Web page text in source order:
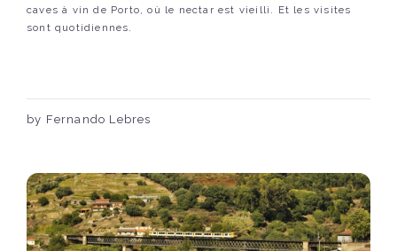
caves à vin de Porto, où le nectar est vieilli. Et les visites
sont quotidiennes.
by Fernando Lebres